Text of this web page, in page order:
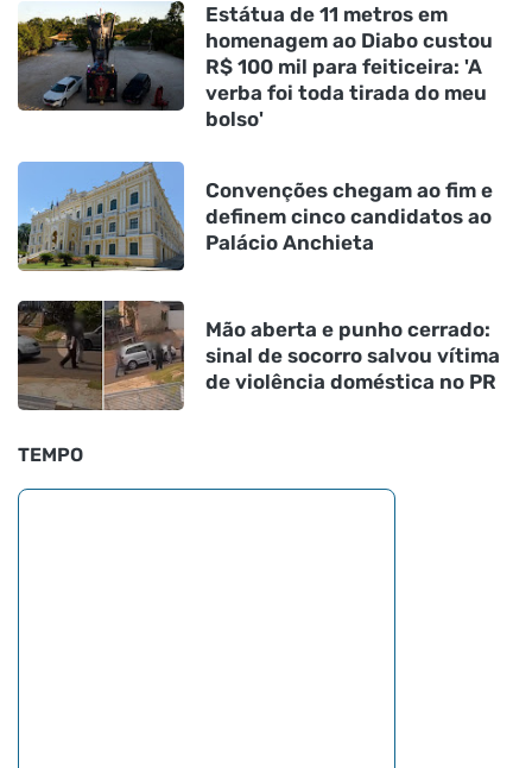
Estátua de 11 metros em
homenagem ao Diabo custou
R$ 100 mil para feiticeira: 'A
verba foi toda tirada do meu
bolso'
Convenções chegam ao fim e
definem cinco candidatos ao
Palácio Anchieta
Mão aberta e punho cerrado:
sinal de socorro salvou vítima
de violência doméstica no PR
TEMPO